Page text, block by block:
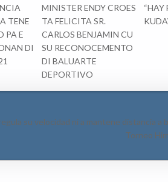
TENE
PA E
DI
MINISTER ENDY CROES
TA FELICITA SR.
CARLOS BENJAMIN CU
SU RECONOCEMENTO
DI BALUARTE
DEPORTIVO
“HAY
su velocidad ni a mantene distancia a
Torneo